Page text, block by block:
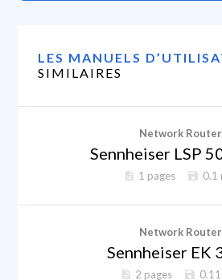
LES MANUELS
SIMILAIRES
Network Router
Sennheiser LSP
1 pages 0.1
Network Router
Sennheiser EK
2 pages